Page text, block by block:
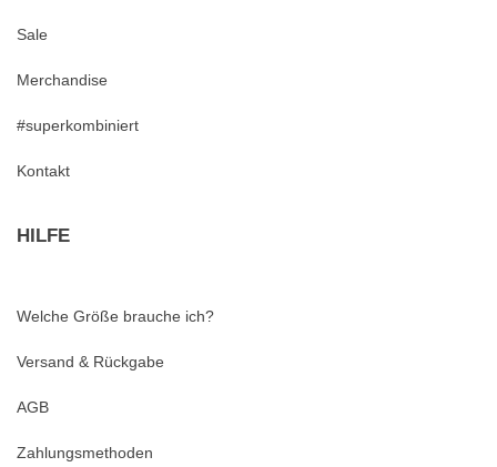
Sale
Merchandise
#superkombiniert
Kontakt
HILFE
Welche Größe brauche ich?
Versand & Rückgabe
AGB
Zahlungsmethoden